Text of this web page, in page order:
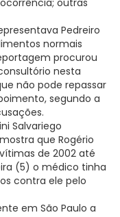
Pedreiro
normais
procurou
nesta
não pode repassar
segundo a
Salvariego
que Rogério
de 2002 até
(5) o médico tinha
contra ele pelo
em São Paulo a